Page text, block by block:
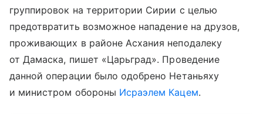
группировок на территории Сирии с целью
предотвратить возможное нападение на друзов,
проживающих в районе Асхания неподалеку
от Дамаска, пишет «Царьград». Проведение
данной операции было одобрено Нетаньяху
и министром обороны Исраэлем Кацем.